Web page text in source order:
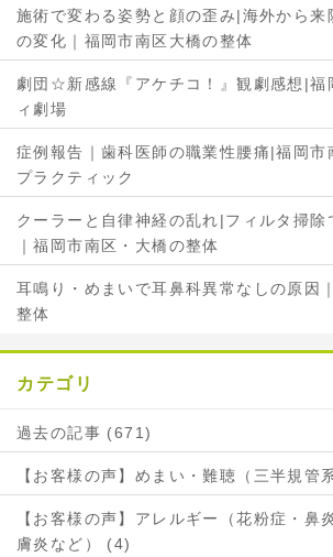
施術で変わる姿勢と顔の歪み|海外から来
の変化｜福岡市南区大橋の整体
劇団☆新感線『アケチコ！』観劇感想|福
ィ劇場
症例報告｜歯科医師の職業性腰痛|福岡市
プラクティック
クーラーと自律神経の乱れ|フィルタ掃除
｜福岡市南区・大橋の整体
耳鳴り・めまいで耳鼻科異常なしの原因
整体
カテゴリ
過去の記事 (671)
【お客様の声】めまい・難聴（三半規管
【お客様の声】アレルギー（花粉症・鼻
膚炎など） (4)